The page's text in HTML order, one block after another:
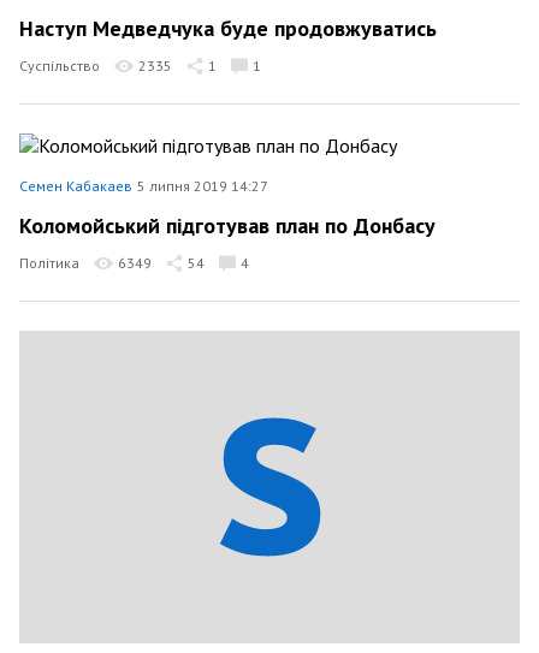
Наступ Медведчука буде продовжуватись
Суспільство 2335 1 1
Семен Кабакаев 5 липня 2019 14:27
Коломойський підготував план по Донбасу
Політика 6349 54 4